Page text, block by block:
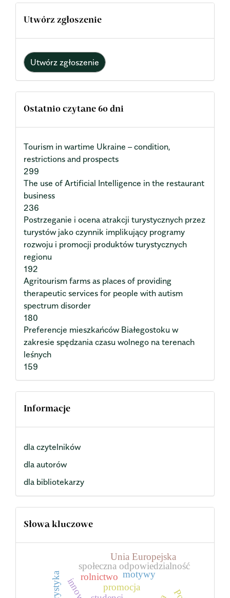
Utwórz zgłoszenie
Utwórz zgłoszenie
Ostatnio czytane 60 dni
Tourism in wartime Ukraine – condition,
restrictions and prospects
299
The use of Artificial Intelligence in the restaurant
business
236
Postrzeganie i ocena atrakcji turystycznych przez
turystów jako czynnik implikujący programy
rozwoju i promocji produktów turystycznych
regionu
192
Agritourism farms as places of providing
therapeutic services for people with autism
spectrum disorder
180
Preferencje mieszkańców Białegostoku w
zakresie spędzania czasu wolnego na terenach
leśnych
159
Informacje
dla czytelników
dla autorów
dla bibliotekarzy
Słowa kluczowe
promocja
społeczna odpowiedzialność
rolnictwo
Unia Europejska
motywy